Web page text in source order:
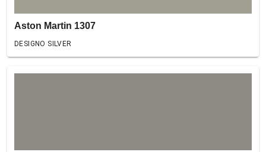
Aston Martin 1307
DESIGNO SILVER